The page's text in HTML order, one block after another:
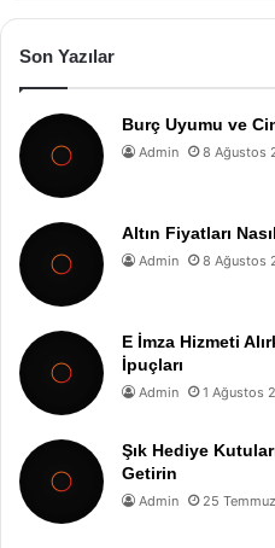
Son Yazılar
Burç Uyumu ve
Admin 8 Ağustos
Altın Fiyatları
Admin 8 Ağustos
E İmza Hizmeti
İpuçları
Admin 1 Ağustos
Şık Hediye
Getirin
Admin 25